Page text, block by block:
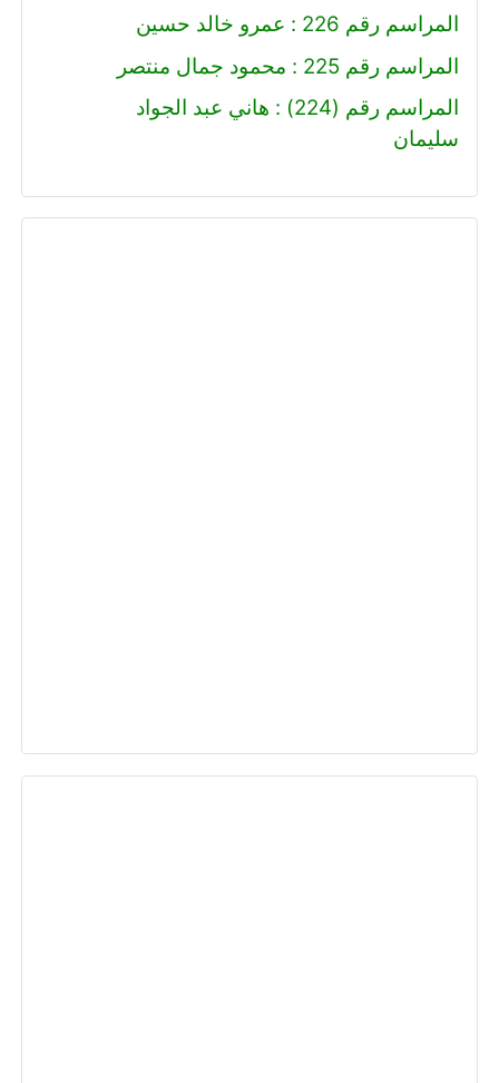
المراسم رقم 226 : عمرو خالد حسين
المراسم رقم 225 : محمود جمال منتصر
المراسم رقم (224) : هاني عبد الجواد
سليمان